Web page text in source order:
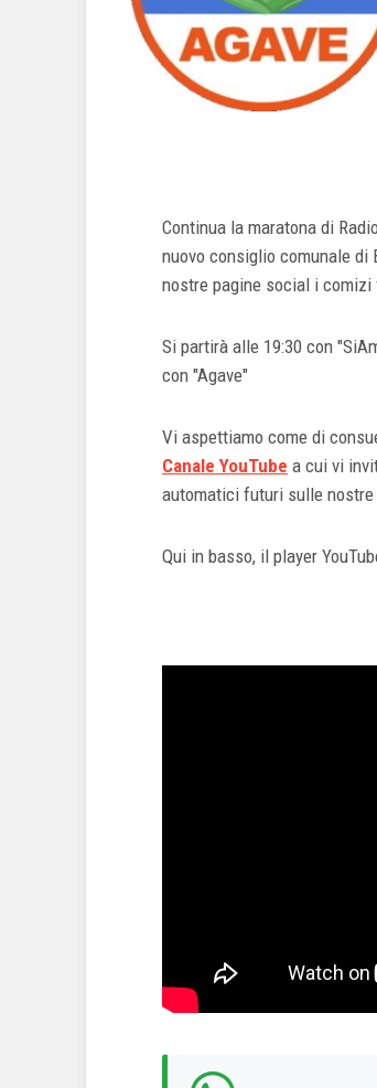
Continua la maratona di
nuovo consiglio comunale
nostre pagine social i
Si partirà alle 19:30 con
con "Agave"
Vi aspettiamo come di
Canale YouTube a cui vi
automatici futuri sulle
Qui in basso, il player